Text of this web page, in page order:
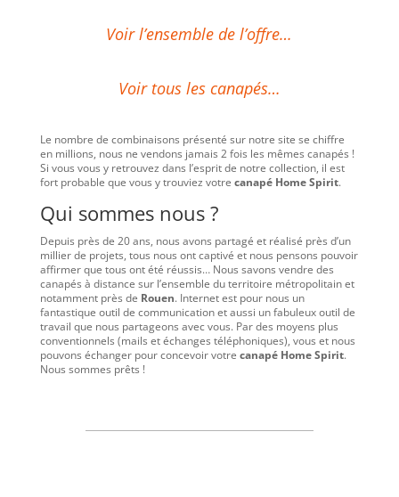
Voir l’ensemble de l’offre…
Voir tous les canapés…
Le nombre de combinaisons présenté sur notre site se chiffre
en millions, nous ne vendons jamais 2 fois les mêmes canapés !
Si vous vous y retrouvez dans l’esprit de notre collection, il est
fort probable que vous y trouviez votre canapé Home Spirit.
Qui sommes nous ?
Depuis près de 20 ans, nous avons partagé et réalisé près d’un
millier de projets, tous nous ont captivé et nous pensons pouvoir
affirmer que tous ont été réussis… Nous savons vendre des
canapés à distance sur l’ensemble du territoire métropolitain et
notamment près de Rouen. Internet est pour nous un
fantastique outil de communication et aussi un fabuleux outil de
travail que nous partageons avec vous. Par des moyens plus
conventionnels (mails et échanges téléphoniques), vous et nous
pouvons échanger pour concevoir votre canapé Home Spirit.
Nous sommes prêts !